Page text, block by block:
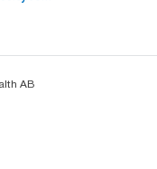
AB